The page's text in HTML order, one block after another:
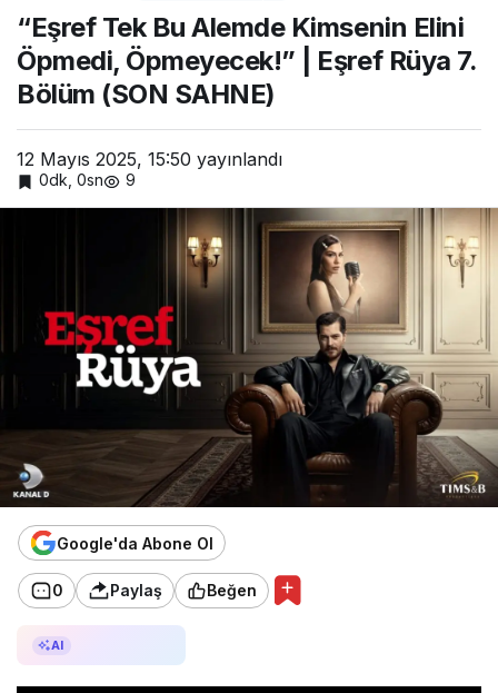
Elini Öpmedi,
Öpmeyecek!” |
Eşref Rüya 7. Bölüm
(SON SAHNE)
“Eşref Tek Bu Alemde Kimsenin Elini
Öpmedi, Öpmeyecek!” | Eşref Rüya 7.
Bölüm (SON SAHNE)
12 Mayıs 2025, 15:50 yayınlandı
0dk, 0sn 9
Google'da Abone Ol
0 Paylaş Beğen
AI